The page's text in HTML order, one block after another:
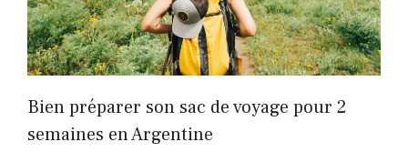
Bien préparer son sac de voyage pour 2
semaines en Argentine